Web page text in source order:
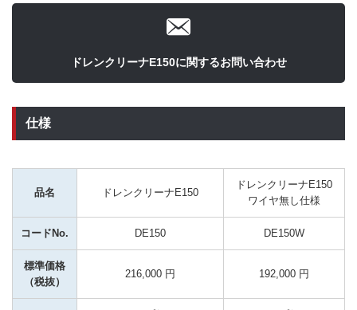
ドレンクリーナE150に関するお問い合わせ
仕様
品名 ドレンクリーナE150
ドレンクリーナE150
ワイヤ無し仕様
コードNo. DE150 DE150W
標準価格
（税抜）
216,000 円 192,000 円